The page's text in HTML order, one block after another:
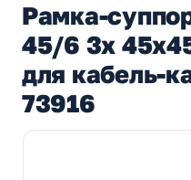
Рамка-
45/6 3х
для кабель-
73916